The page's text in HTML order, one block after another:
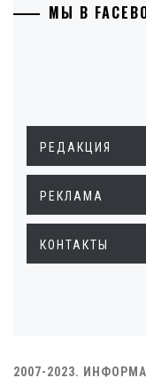
МЫ В
РЕДАКЦИЯ
РЕКЛАМА
КОНТАКТЫ
2007-2023.